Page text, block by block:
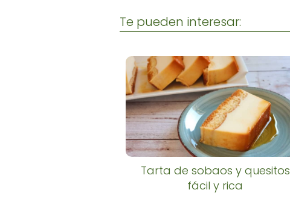
Te pueden interesar:
Tarta de sobaos y quesitos
fácil y rica